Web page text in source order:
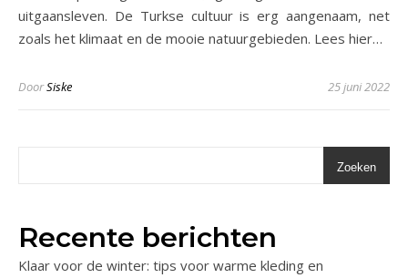
uitgaansleven. De Turkse cultuur is erg aangenaam, net
zoals het klimaat en de mooie natuurgebieden. Lees hier…
DoorSiske 25 juni 2022
Zoeken
Recente berichten
Klaar voor de winter: tips voor warme kleding en